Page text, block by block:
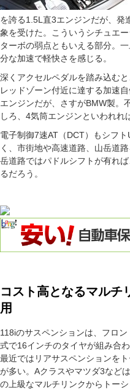
を誇る1.5L直3エンジンだが、発
象を受けた。こういうシチュエ
ターボの弱点ともいえる部分。
分な加速で軽快さを感じる。
深くアクセルペダルを踏み込む
レッドゾーン付近に達する加速
エンジンだが、さすがBMW製。
しろ、4気筒エンジンといわれれ
電子制御7速AT（DCT）もシフ
く、市街地や高速道路、山岳道
岳道路ではパドルシフトが有れ
るだろう。
コスト高となるマルチ
用
118iのサスペンションは、フロ
式で16インチのタイヤが組み合
最近ではリアサスペンションを
が多い。Aクラスやマツダ3など
の上級なマルチリンクからトー